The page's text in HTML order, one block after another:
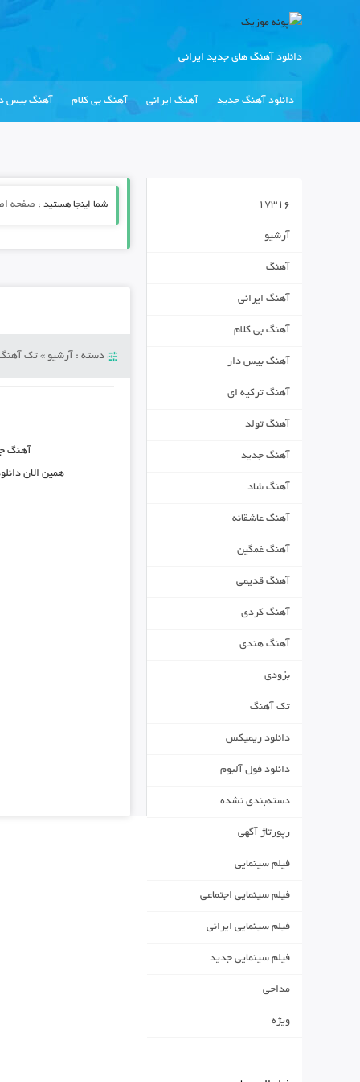
دانلود آهنگ های جدید ایرانی
دانلود آهنگ جدید آهنگ ایرانی آهنگ بی کلام آهنگ بیس
شما اینجا هستید : صفحه
دسته : آرشیو » تک
آهنگ
همین الان
17316
آرشیو
آهنگ
آهنگ ایرانی
آهنگ بی کلام
آهنگ بیس دار
آهنگ ترکیه ای
آهنگ تولد
آهنگ جدید
آهنگ شاد
آهنگ عاشقانه
آهنگ غمگین
آهنگ قدیمی
آهنگ کردی
آهنگ هندی
بزودی
تک آهنگ
دانلود ریمیکس
دانلود فول آلبوم
دسته‌بندی نشده
رپورتاژ آگهی
فیلم سینمایی
فیلم سینمایی اجتماعی
فیلم سینمایی ایرانی
فیلم سینمایی جدید
مداحی
ویژه